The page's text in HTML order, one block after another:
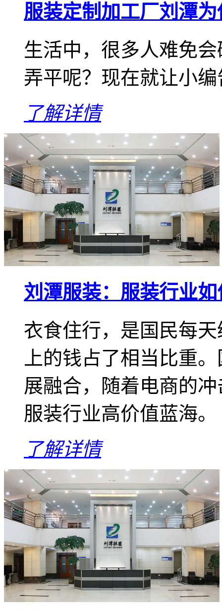
服装定制加工厂刘潭
生活中，很多人难免
弄平呢？现在就让小
了解详情
刘潭服装：服装行业
衣食住行，是国民每
上的钱占了相当比重
展融合，随着电商的
服装行业高价值蓝海。
了解详情